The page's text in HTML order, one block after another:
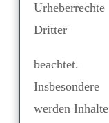
Urheberrechte
Dritter
beachtet.
Insbesondere
werden Inhalte